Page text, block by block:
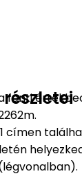
fenti
címen